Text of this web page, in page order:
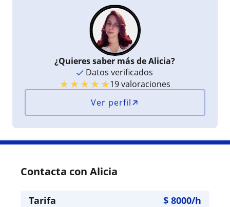
¿Quieres saber más de Alicia?
Datos verificados
★★★★★19 valoraciones
Ver perfil
Contacta con Alicia
Tarifa $ 8000/h